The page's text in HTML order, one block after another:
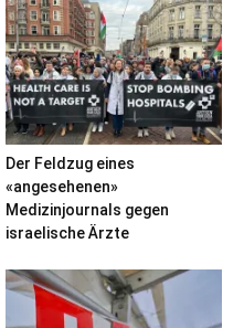
Der Feldzug eines
«angesehenen»
Medizinjournals gegen
israelische Ärzte